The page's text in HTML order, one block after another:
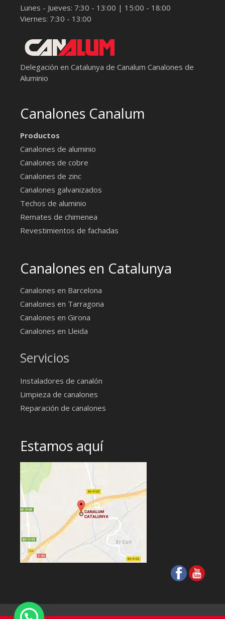
Lunes - Jueves: 7:30 - 13:00 | 15:00 - 18:00
Viernes: 7:30 - 13:00
Delegación en Catalunya de Canalum Canalones de
Aluminio
Canalones Canalum
Productos
Canalones de aluminio
Canalones de cobre
Canalones de zinc
Canalones galvanizados
Techos de aluminio
Remates de chimenea
Revestimientos de fachadas
Canalones en Catalunya
Canalones en Barcelona
Canalones en Tarragona
Canalones en Girona
Canalones en Lleida
Servicios
Instaladores de canalón
Limpieza de canalones
Reparación de canalones
Estamos aquí